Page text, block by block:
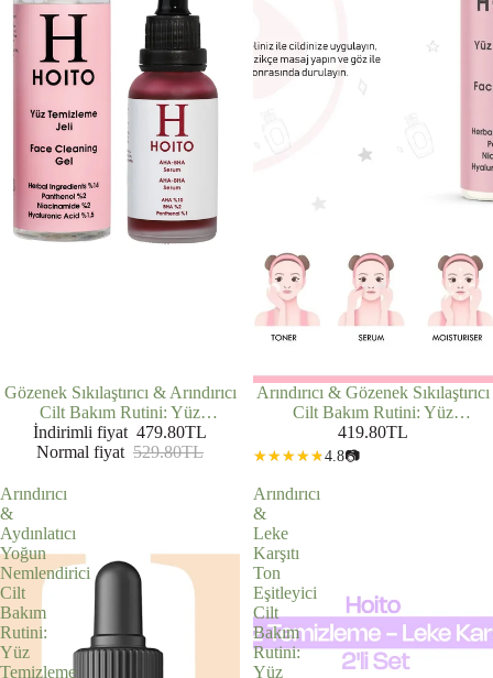
İNDIRIMDE
Gözenek Sıkılaştırıcı & Arındırıcı
Cilt Bakım Rutini: Yüz
Temizleme Jeli (200 ml) + AHA
BHA Serum (30 ml)
İndirimli fiyat 479.80TL
Normal fiyat 529.80TL
Arındırıcı & Gözenek Sıkılaştırıcı
Cilt Bakım Rutini: Yüz
Temizleme Jeli (200 ml) + AHA
BHA Tonik (200 ml)
419.80TL
4.8📷
Arındırıcı
&
Aydınlatıcı
Yoğun
Nemlendirici
Cilt
Bakım
Rutini:
Yüz
Temizleme
Arındırıcı
&
Leke
Karşıtı
Ton
Eşitleyici
Cilt
Bakım
Rutini:
Yüz